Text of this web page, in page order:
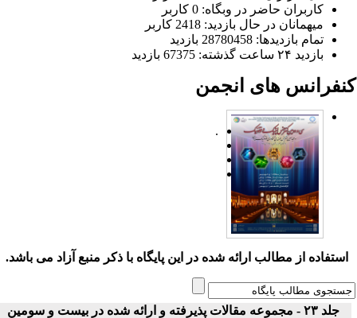
کاربران حاضر در وبگاه: 0 کاربر
میهمانان در حال بازدید: 2418 کاربر
تمام بازدید‌ها: 28780458 بازدید
بازدید ۲۴ ساعت گذشته: 67375 بازدید
های انجمن
.
استفاده از مطالب ارائه شده در این پایگاه با ذکر منبع آزاد می باشد.
جلد ۲۳ - مجموعه مقالات پذیرفته و ارائه شده در بیست و سومین